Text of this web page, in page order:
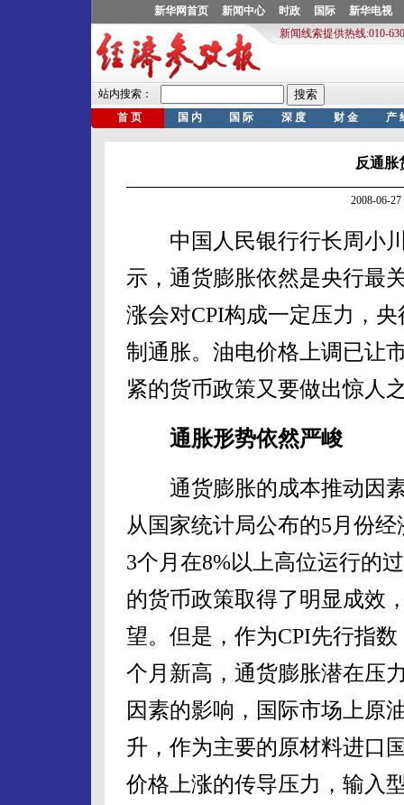
反通胀
2008-06-
中国人民银行行长周小川
示，通货膨胀依然是央行最
涨会对CPI构成一定压力，
制通胀。油电价格上调已让
紧的货币政策又要做出惊人
通胀形势依然严峻
通货膨胀的成本推动因素
从国家统计局公布的5月份
3个月在8%以上高位运行的
的货币政策取得了明显成效
望。但是，作为CPI先行指
个月新高，通货膨胀潜在压
因素的影响，国际市场上原
升，作为主要的原材料进口
价格上涨的传导压力，输入